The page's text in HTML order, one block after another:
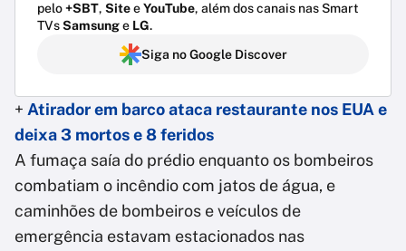
pelo+SBT, SiteeYouTube, além dos canais nas Smart
TVsSamsunge LG.
Siga no Google Discover
+ Atirador em barco ataca restaurante nos EUA e
deixa 3 mortos e 8 feridos
A fumaça saía do prédio enquanto os bombeiros
combatiam o incêndio com jatos de água, e
caminhões de bombeiros e veículos de
emergência estavam estacionados nas